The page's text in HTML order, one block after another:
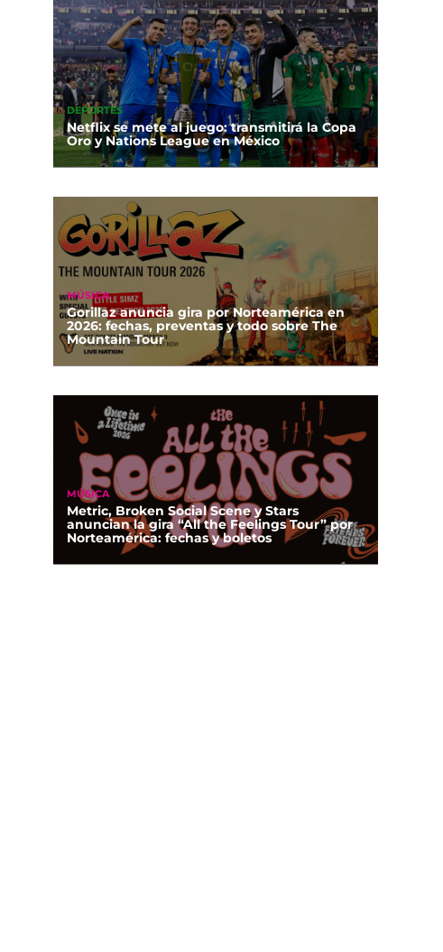
DEPORTES
Netflix se mete al juego: transmitirá la Copa
Oro y Nations League en México
MÚSICA
Gorillaz anuncia gira por Norteamérica en
2026: fechas, preventas y todo sobre The
Mountain Tour
MÚSICA
Metric, Broken Social Scene y Stars
anuncian la gira “All the Feelings Tour” por
Norteamérica: fechas y boletos